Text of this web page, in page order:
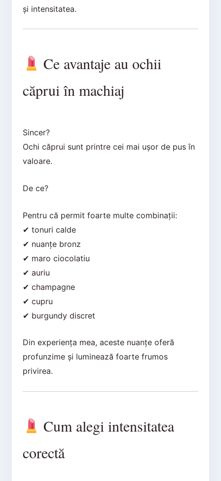
și intensitatea.
Ce avantaje au ochii
căprui în machiaj
Sincer?
Ochi căprui sunt printre cei mai ușor de pus în
valoare.
De ce?
Pentru că permit foarte multe combinații:
✔ tonuri calde
✔ nuanțe bronz
✔ maro ciocolatiu
✔ auriu
✔ champagne
✔ cupru
✔ burgundy discret
Din experiența mea, aceste nuanțe oferă
profunzime și luminează foarte frumos
privirea.
Cum alegi intensitatea
corectă